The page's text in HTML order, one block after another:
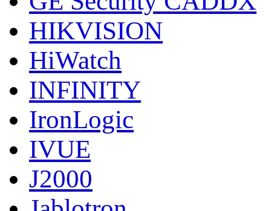
HIKVISION
HiWatch
INFINITY
IronLogic
IVUE
J2000